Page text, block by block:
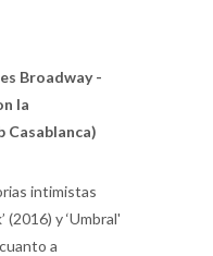
Broadway -
la
Casablanca)
intimistas
(2016) y ‘Umbral'
a